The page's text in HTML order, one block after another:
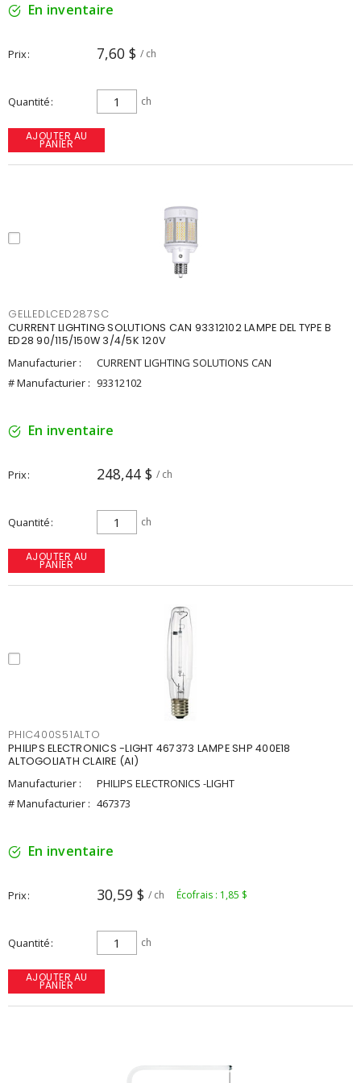
En inventaire
Prix 7,60 $ / ch
Quantité ch
AJOUTER AU
PANIER
GELLEDLCED287SC
CURRENT LIGHTING SOLUTIONS CAN 93312102 LAMPE DEL TYPE B
ED28 90/115/150W 3/4/5K 120V
Manufacturier :
CURRENT LIGHTING SOLUTIONS CAN
# Manufacturier : 93312102
En inventaire
Prix 248,44 $ / ch
Quantité ch
AJOUTER AU
PANIER
PHIC400S51ALTO
PHILIPS ELECTRONICS -LIGHT 467373 LAMPE SHP 400E18
ALTOGOLIATH CLAIRE (AI)
Manufacturier :
PHILIPS ELECTRONICS -LIGHT
# Manufacturier : 467373
En inventaire
Prix 30,59 $ / ch Écofrais : 1,85 $
Quantité ch
AJOUTER AU
PANIER